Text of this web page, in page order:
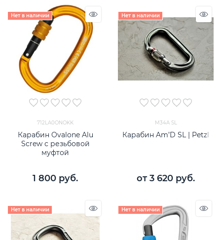
Нет в наличии
712LA0ONOKK
Карабин Ovalone Alu
Screw с резьбовой
муфтой
1 800 руб.
Нет в наличии
M34A SL
Карабин Am’D SL | Petzl
от3 620 руб.
Нет в наличии Нет в наличии